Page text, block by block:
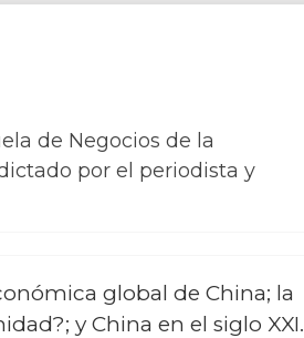
de Negocios de la
por el periodista y
global de China; la
y China en el siglo XXI.